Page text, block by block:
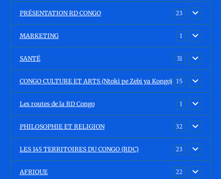
PRÉSENTATION RD CONGO 23
MARKETING 1
SANTÉ 31
CONGO CULTURE ET ARTS (Ntoki pe Zebi ya Kongo) 15
Les routes de la RD Congo 1
PHILOSOPHIE ET RELIGION 32
LES 145 TERRITOIRES DU CONGO (RDC) 23
AFRIQUE 22